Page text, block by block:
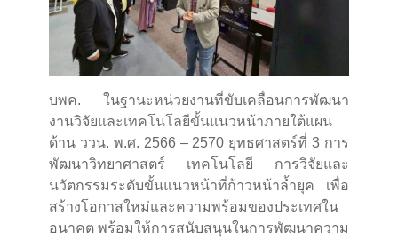
บพค. ในฐานะหน่วยงานที่ขับเคลื่อนการพัฒนา
งานวิจัยและเทคโนโลยีขั้นแนวหน้าภายใต้แผน
ด้าน ววน. พ.ศ. 2566 – 2570 ยุทธศาสตร์ที่ 3 การ
พัฒนาวิทยาศาสตร์ เทคโนโลยี การวิจัยและ
นวัตกรรมระดับขั้นแนวหน้าที่ก้าวหน้าล้ำยุค เพื่อ
สร้างโอกาสใหม่และความพร้อมของประเทศใน
อนาคต พร้อมให้การสนับสนุนในการพัฒนาความ